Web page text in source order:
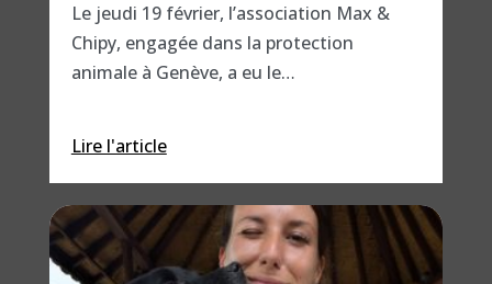
Le jeudi 19 février, l’association Max &
Chipy, engagée dans la protection
animale à Genève, a eu le…
Lire l'article